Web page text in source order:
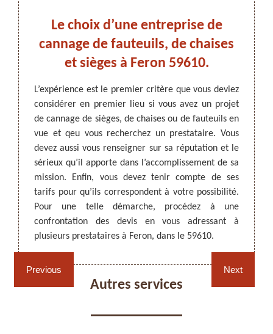
ARTISAN DEZITTER, REMPAILLAGE -
CANNAGE - RECOLLAGE, 59 NORD
Rempaillage fauteuil,
chaises et sièges 59
Cannage fauteuil, chaises
et sièges 59
Previous
à
de
ses
Les
avez
Le choix d’une entreprise de
cannage de fauteuils, de chaises
et sièges à Feron 59610.
L’expérience est le premier critère que vous deviez
considérer en premier lieu si vous avez un projet
de cannage de sièges, de chaises ou de fauteuils en
vue et qeu vous recherchez un prestataire. Vous
devez aussi vous renseigner sur sa réputation et le
sérieux qu’il apporte dans l’accomplissement de sa
mission. Enfin, vous devez tenir compte de ses
tarifs pour qu’ils correspondent à votre possibilité.
Pour une telle démarche, procédez à une
confrontation des devis en vous adressant à
plusieurs prestataires à Feron, dans le 59610.
Pour
des
aussi
plus
Next
Autres services